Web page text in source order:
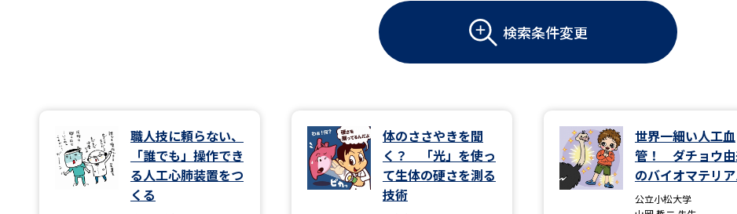
大学パンフ
総合型選抜・学校推薦型選抜 募集要項＆願書
大学・短大以外の資料から請求
専門学校の資料請求 大学院の資料請求
留
大学入学共通テスト「受験案内」の請求
大学入学共通テスト「受験上の配慮案内」の請
検索条件変更
職人技に頼らない、
「誰でも」操作でき
る人工心肺装置をつ
くる
体のささやきを聞
く？ 「光」を使っ
て生体の硬さを測る
技術
世界一細い人工血
管！ ダチョウ
のバイオマテリ
公立小松大学